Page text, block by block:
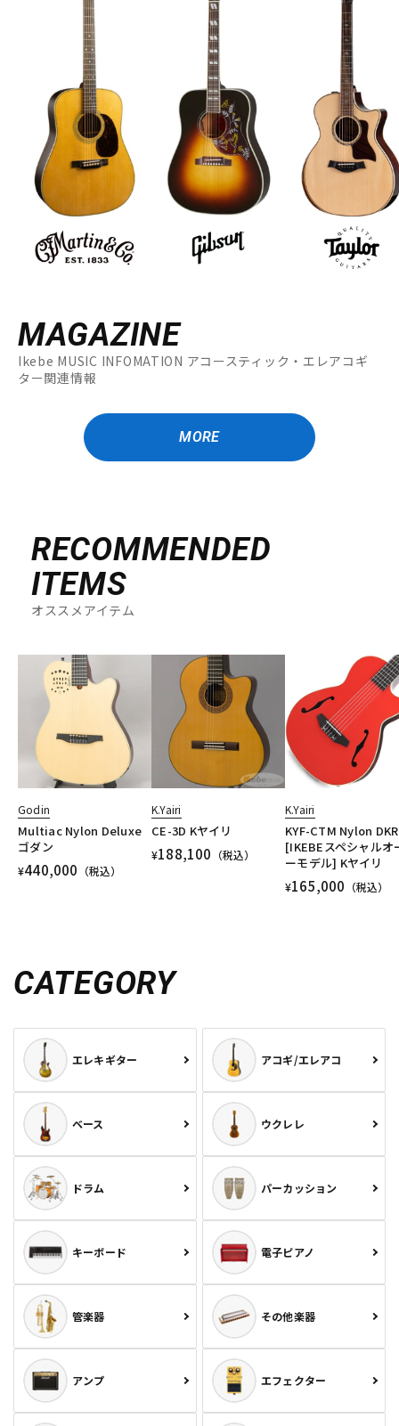
MAGAZINE
Ikebe MUSIC INFOMATION アコースティック・エレアコギ
ター関連情報
MORE
RECOMMENDED
ITEMS
オススメアイテム
Godin
Multiac Nylon Deluxe
ゴダン
¥440,000 （税込）
K.Yairi
CE-3D Kヤイリ
¥188,100 （税込）
K.Yairi
KYF-CTM Nylon DKR
[IKEBEスペシャルオ
ーモデル] Kヤイリ
¥165,000 （税込）
CATEGORY
エレキギター アコギ/エレアコ
ベース ウクレレ
ドラム パーカッション
キーボード 電子ピアノ
管楽器 その他楽器
アンプ エフェクター